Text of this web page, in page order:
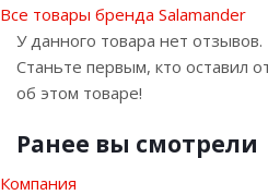
Все товары бренда Salamander
У данного товара нет отзывов.
Станьте первым, кто оставил
об этом товаре!
Ранее вы смотрели
Компания